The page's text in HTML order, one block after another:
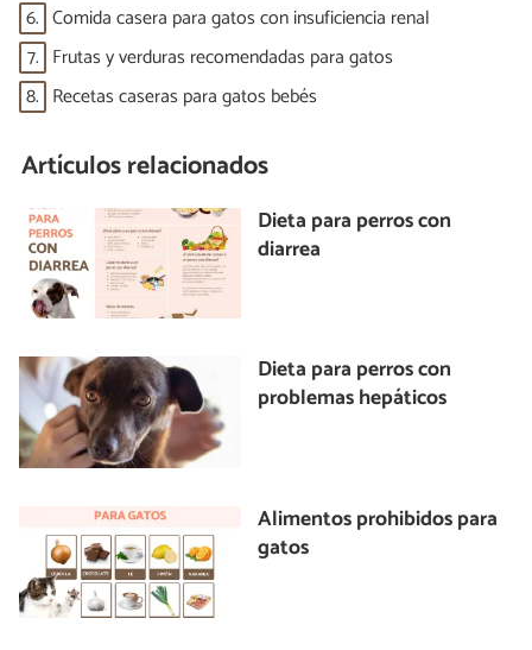
6. Comida casera para gatos con insuficiencia renal
7. Frutas y verduras recomendadas para gatos
8. Recetas caseras para gatos bebés
Artículos relacionados
Dieta para perros con
diarrea
Dieta para perros con
problemas hepáticos
Alimentos prohibidos para
gatos